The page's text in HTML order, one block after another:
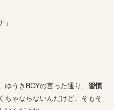
ゆうきBOYの言った通り、習慣
ちゃならないんだけど、そもそ